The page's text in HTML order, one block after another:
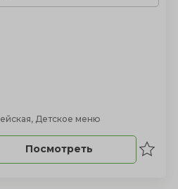
Детское меню
Посмотреть